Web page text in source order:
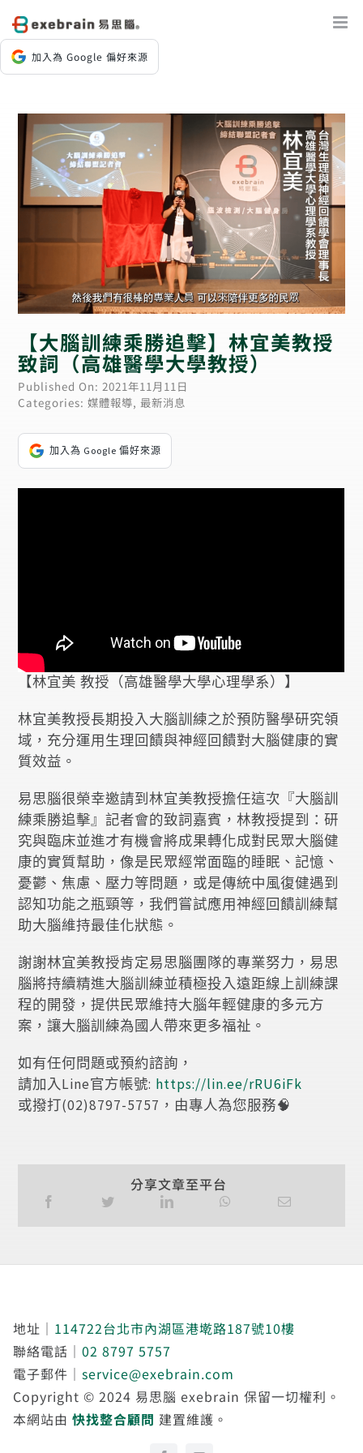
content加入為 Google 偏好來源
【大腦訓練乘勝追擊】林宜美教授
致詞（高雄醫學大學教授）
Published On: 2021年11月11日
Categories:媒體報導,最新消息
加入為 Google 偏好來源
【林宜美 教授（高雄醫學大學心理學系）】
林宜美教授長期投入大腦訓練之於預防醫學研究領
域，充分運用生理回饋與神經回饋對大腦健康的實
質效益。
易思腦很榮幸邀請到林宜美教授擔任這次『大腦訓
練乘勝追擊』記者會的致詞嘉賓，林教授提到：研
究與臨床並進才有機會將成果轉化成對民眾大腦健
康的實質幫助，像是民眾經常面臨的睡眠、記憶、
憂鬱、焦慮、壓力等問題，或是傳統中風復健遇到
認知功能之瓶頸等，我們嘗試應用神經回饋訓練幫
助大腦維持最佳化狀態。
謝謝林宜美教授肯定易思腦團隊的專業努力，易思
腦將持續精進大腦訓練並積極投入遠距線上訓練課
程的開發，提供民眾維持大腦年輕健康的多元方
案，讓大腦訓練為國人帶來更多福祉。
如有任何問題或預約諮詢，
請加入Line官方帳號: https://lin.ee/rRU6iFk
或撥打(02)8797-5757，由專人為您服務🧠
分享文章至平台
地址｜ 114722台北市內湖區港墘路187號10樓
聯絡電話｜02 8797 5757
電子郵件｜service@exebrain.com
Copyright © 2024 易思腦 exebrain 保留一切權利。
本網站由快找整合顧問 建置維護。